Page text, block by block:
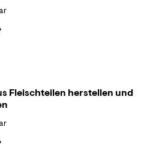
Fleischteilen herstellen und